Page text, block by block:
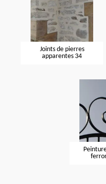
Joints de pierres
apparentes 34